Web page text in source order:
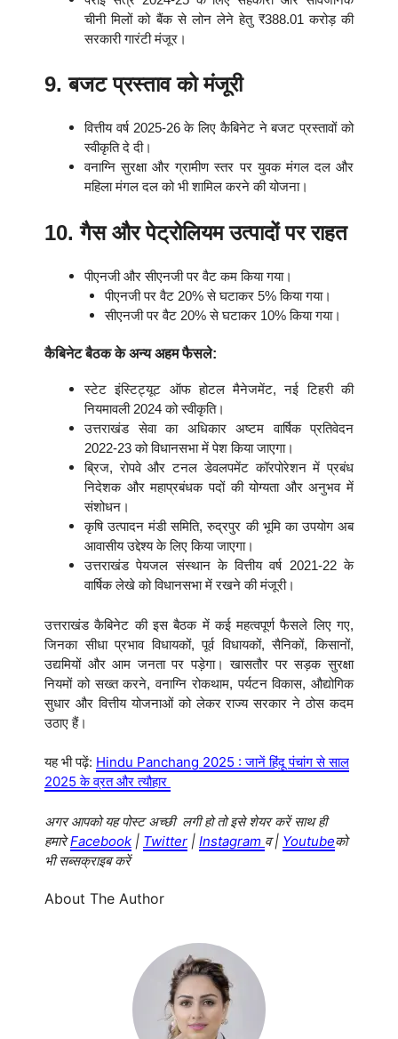
चीनी मिलों को बैंक से लोन लेने हेतु ₹388.01 करोड़ की
सरकारी गारंटी मंजूर।
9. बजट प्रस्ताव को मंजूरी
वित्तीय वर्ष 2025-26 के लिए कैबिनेट ने बजट प्रस्तावों को
स्वीकृति दे दी।
वनाग्नि सुरक्षा और ग्रामीण स्तर पर युवक मंगल दल और
महिला मंगल दल को भी शामिल करने की योजना।
10. गैस और पेट्रोलियम उत्पादों पर राहत
पीएनजी और सीएनजी पर वैट कम किया गया।
पीएनजी पर वैट 20% से घटाकर 5% किया गया।
सीएनजी पर वैट 20% से घटाकर 10% किया गया।
कैबिनेट बैठक के अन्य अहम फैसले:
स्टेट इंस्टिट्यूट ऑफ होटल मैनेजमेंट, नई टिहरी की
नियमावली 2024 को स्वीकृति।
उत्तराखंड सेवा का अधिकार अष्टम वार्षिक प्रतिवेदन
2022-23 को विधानसभा में पेश किया जाएगा।
ब्रिज, रोपवे और टनल डेवलपमेंट कॉरपोरेशन में प्रबंध
निदेशक और महाप्रबंधक पदों की योग्यता और अनुभव में
संशोधन।
कृषि उत्पादन मंडी समिति, रुद्रपुर की भूमि का उपयोग अब
आवासीय उद्देश्य के लिए किया जाएगा।
उत्तराखंड पेयजल संस्थान के वित्तीय वर्ष 2021-22 के
वार्षिक लेखे को विधानसभा में रखने की मंजूरी।
उत्तराखंड कैबिनेट की इस बैठक में कई महत्वपूर्ण फैसले लिए गए,
जिनका सीधा प्रभाव विधायकों, पूर्व विधायकों, सैनिकों, किसानों,
उद्यमियों और आम जनता पर पड़ेगा। खासतौर पर सड़क सुरक्षा
नियमों को सख्त करने, वनाग्नि रोकथाम, पर्यटन विकास, औद्योगिक
सुधार और वित्तीय योजनाओं को लेकर राज्य सरकार ने ठोस कदम
उठाए हैं।
यह भी पढ़ें: Hindu Panchang 2025 : जानें हिंदू पंचांग से साल
2025 के व्रत और त्यौहार
अगर आपकोयह पोस्ट अच्छी लगी हो तो इसे शेयर करें साथ ही
हमारेFacebook | Twitter | Instagram व | Youtubeको
भी सब्सक्राइब करें
About The Author